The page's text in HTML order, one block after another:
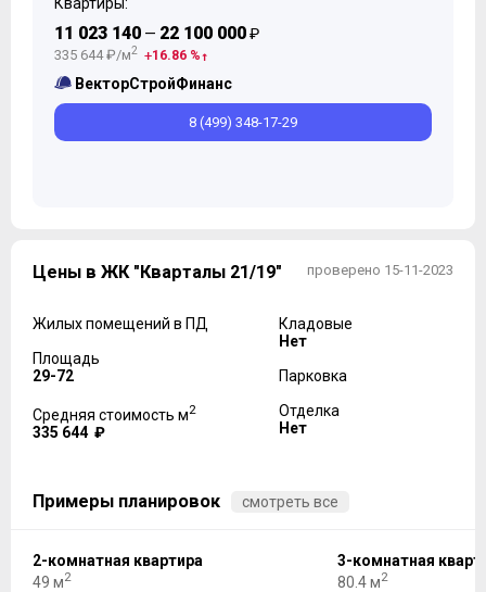
Квартиры:
11 023 140 — 22 100 000₽
335 644 ₽/м2 16.86 %
ВекторСтройФинанс
8 (499) 348-17-29
проверено 15-11-2023
Цены в ЖК "Кварталы 21/19"
Жилых помещений в ПД
Площадь
29-72
Средняя стоимость м2
335 644 ₽
Кладовые
Нет
Парковка
Отделка
Нет
Примеры планировок смотреть все
2-комнатная квартира
49 м2
3-комнатная
80.4 м2